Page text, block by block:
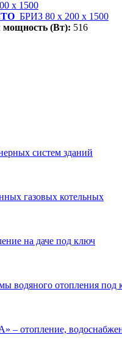
БРИЗ 80 х 200 х 1500
(Вт): 516
систем зданий
газовых котельных
на даче под ключ
водяного отопления под